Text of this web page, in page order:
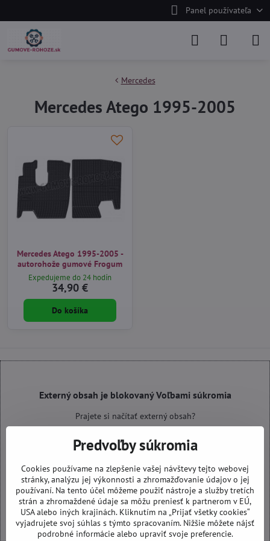
Panel používateľa
Mercedes
Mercedes Atego 1995-2005
Mercedes Atego 1995-2005 -
autorohože gumové Frogum
Expedujeme do 24 hodín
34,90 €
Do košíka
Externý obsah je blokovaný Voľbami súkromia
Prajete si načítať externý obsah?
Povoliť tentokrát
Povoliť a zapamätať - súhlas s druhom cookie: Funkčné
Otvoriť obsah v novom okne
Predvoľby súkromia
Cookies používame na zlepšenie vašej návštevy tejto webovej
stránky, analýzu jej výkonnosti a zhromažďovanie údajov o jej
používaní. Na tento účel môžeme použiť nástroje a služby tretích
strán a zhromaždené údaje sa môžu preniesť k partnerom v EÚ,
USA alebo iných krajinách. Kliknutím na „Prijať všetky cookies“
vyjadrujete svoj súhlas s týmto spracovaním. Nižšie môžete nájsť
podrobné informácie alebo upraviť svoje preferencie.